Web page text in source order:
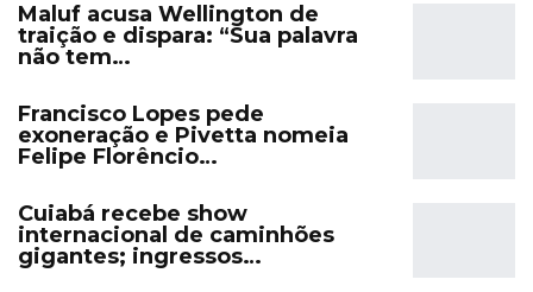
Maluf acusa Wellington de
traição e dispara: “Sua palavra
não tem…
Francisco Lopes pede
exoneração e Pivetta nomeia
Felipe Florêncio…
Cuiabá recebe show
internacional de caminhões
gigantes; ingressos…